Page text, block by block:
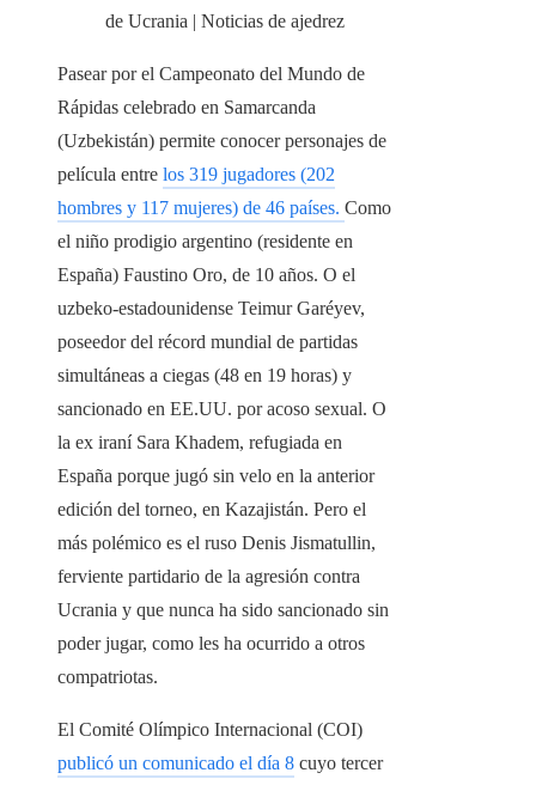
de Ucrania | Noticias de ajedrez
Pasear por el Campeonato del Mundo de
Rápidas celebrado en Samarcanda
(Uzbekistán) permite conocer personajes de
película entre los 319 jugadores (202
hombres y 117 mujeres) de 46 países. Como
el niño prodigio argentino (residente en
España) Faustino Oro, de 10 años. O el
uzbeko-estadounidense Teimur Garéyev,
poseedor del récord mundial de partidas
simultáneas a ciegas (48 en 19 horas) y
sancionado en EE.UU. por acoso sexual. O
la ex iraní Sara Khadem, refugiada en
España porque jugó sin velo en la anterior
edición del torneo, en Kazajistán. Pero el
más polémico es el ruso Denis Jismatullin,
ferviente partidario de la agresión contra
Ucrania y que nunca ha sido sancionado sin
poder jugar, como les ha ocurrido a otros
compatriotas.
El Comité Olímpico Internacional (COI)
publicó un comunicado el día 8 cuyo tercer